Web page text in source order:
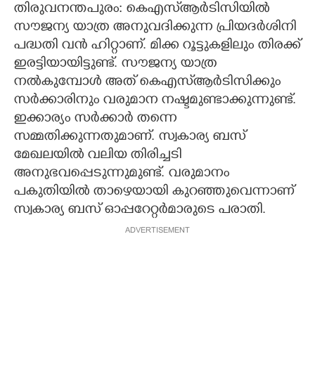
LITERATURE
ZOOM
CONTACT US
തിരുവനന്തപുരം: കെഎസ്ആര്‍ടിസിയില്‍
സൗജന്യ യാത്ര അനുവദിക്കുന്ന പ്രിയദര്‍ശിനി
പദ്ധതി വന്‍ ഹിറ്റാണ്. മിക്ക റൂട്ടുകളിലും തിരക്ക്
ഇരട്ടിയായിട്ടുണ്ട്. സൗജന്യ യാത്ര
നല്‍കുമ്പോള്‍ അത് കെഎസ്ആര്‍ടിസിക്കും
സര്‍ക്കാരിനും വരുമാന നഷ്ടമുണ്ടാക്കുന്നുണ്ട്.
ഇക്കാര്യം സര്‍ക്കാര്‍ തന്നെ
സമ്മതിക്കുന്നതുമാണ്. സ്വകാര്യ ബസ്
മേഖലയില്‍ വലിയ തിരിച്ചടി
അനുഭവപ്പെടുന്നുമുണ്ട്. വരുമാനം
പകുതിയില്‍ താഴെയായി കുറഞ്ഞുവെന്നാണ്
സ്വകാര്യ ബസ് ഓപ്പറേറ്റര്‍മാരുടെ പരാതി.
ADVERTISEMENT